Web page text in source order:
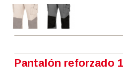
Pantalón reforzado